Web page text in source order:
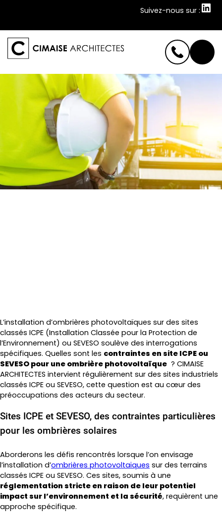
Suivez-nous sur : Suivez-nous sur :
L’installation d’ombrières photovoltaïques sur des sites
classés ICPE (Installation Classée pour la Protection de
l’Environnement) ou SEVESO soulève des interrogations
spécifiques. Quelles sont les contraintes en site ICPE ou
SEVESO pour une ombrière photovoltaïque ? CIMAISE
ARCHITECTES intervient régulièrement sur des sites industriels
classés ICPE ou SEVESO, cette question est au cœur des
préoccupations des acteurs du secteur.
Sites ICPE et SEVESO, des contraintes particulières
pour les ombrières solaires
Aborderons les défis rencontrés lorsque l’on envisage
l’installation d’ombrières photovoltaïques sur des terrains
classés ICPE ou SEVESO. Ces sites, soumis à une
réglementation stricte en raison de leur potentiel
impact sur l’environnement et la sécurité, requièrent une
approche spécifique.